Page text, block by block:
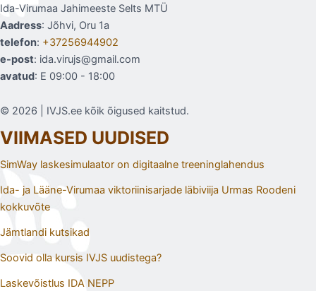
Ida-Virumaa Jahimeeste Selts MTÜ
Aadress: Jõhvi, Oru 1a
telefon: +37256944902
e-post: ida.virujs@gmail.com
avatud: E 09:00 - 18:00
© 2026 | IVJS.ee kõik õigused kaitstud.
VIIMASED UUDISED
SimWay laskesimulaator on digitaalne treeninglahendus
Ida- ja Lääne-Virumaa viktoriinisarjade läbiviija Urmas Roodeni
kokkuvõte
Jämtlandi kutsikad
Soovid olla kursis IVJS uudistega?
Laskevõistlus IDA NEPP